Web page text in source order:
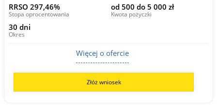
RRSO 297,46%
Stopa oprocentowania
od 500 do 5 000 zł
Kwota pożyczki
30 dni
Okres
Więcej o ofercie
Złóż wniosek